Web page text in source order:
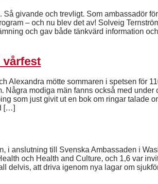
givande och trevligt. Som ambassadör
– och nu blev det av! Solveig
och gav både tänkvärd information
vårfest
Alexandra mötte sommaren i spetsen för
Några modiga män fanns också med
som just givit ut en bok om ringar talade
[…]
i anslutning till Svenska Ambassaden i
och Health and Culture, och 1,6 var
delvis, att driva igenom nya lagar om